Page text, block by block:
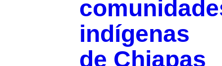
indígenas
de Chiapas